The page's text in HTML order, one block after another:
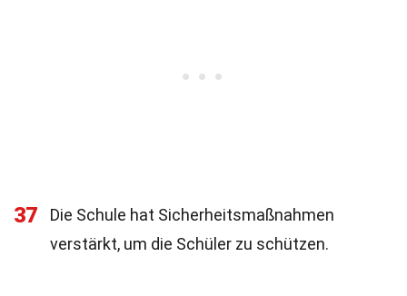
37
Die Schule hat Sicherheitsmaßnahmen
verstärkt, um die Schüler zu schützen.